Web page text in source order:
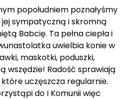
popołudniem poznałyśmy
sympatyczną i skromną
Babcię. Ta pełna ciepła i
uwielbia konie w
maskotki, poduszki,
wszędzie! Radość sprawiają
uczęszcza regularnie.
do I Komunii więc